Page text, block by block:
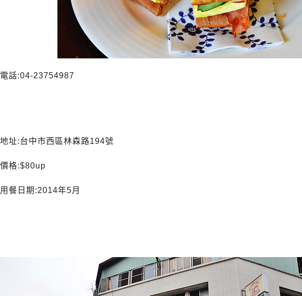
電話:04-23754987
地址:台中市西區林森路194號
價格:$80up
用餐日期:2014年5月